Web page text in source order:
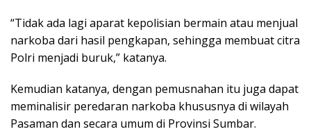
“Tidak ada lagi aparat kepolisian bermain atau menjual
narkoba dari hasil pengkapan, sehingga membuat citra
Polri menjadi buruk,” katanya.
Kemudian katanya, dengan pemusnahan itu juga dapat
meminalisir peredaran narkoba khususnya di wilayah
Pasaman dan secara umum di Provinsi Sumbar.